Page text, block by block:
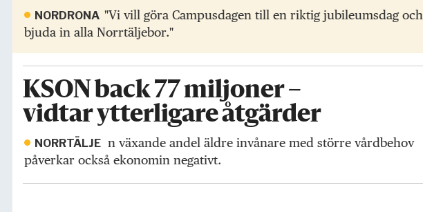
NORDRONA "Vi vill göra Campusdagen till en riktig jubileumsdag och
bjuda in alla Norrtäljebor."
KSON back 77 miljoner –
vidtar ytterligare åtgärder
NORRTÄLJE n växande andel äldre invånare med större vårdbehov
påverkar också ekonomin negativt.